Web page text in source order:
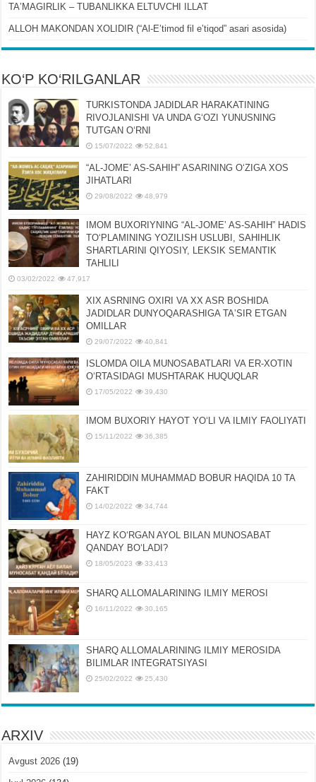
TAʼMAGIRLIK – TUBANLIKKA ELTUVCHI ILLAT
ALLOH MAKONDAN XOLIDIR (“Al-Eʼtimod fil eʼtiqod” asari asosida)
KO‘P KO‘RILGANLAR
TURKISTONDA JADIDLAR HARAKATINING
RIVOJLANISHI VA UNDA GʻOZI YUNUSNING
TUTGAN OʻRNI
15/07/2022 52,841
“AL-JOMEʼ AS-SAHIH” ASARINING OʻZIGA XOS
JIHATLARI
29/08/2022 48,979
IMOM BUXORIYNING “AL-JOMEʼ AS-SAHIH” HADIS
TOʻPLAMINING YOZILISH USLUBI, SAHIHLIK
SHARTLARINI QIYOSIY, LЕKSIK SЕMANTIK
TAHLILI
03/02/2022 47,917
XIX ASRNING OXIRI VA XX ASR BOSHIDA
JADIDLAR DUNYOQARASHIGA TAʼSIR ETGAN
OMILLAR
29/07/2022 40,841
ISLOMDA OILA MUNOSABATLARI VA ER-XOTIN
OʻRTASIDAGI MUSHTARAK HUQUQLAR
17/05/2022 39,430
IMOM BUXORIY HAYOT YOʻLI VA ILMIY FAOLIYATI
15/11/2022 36,385
ZAHIRIDDIN MUHAMMAD BOBUR HAQIDA 10 TA
FAKT
14/02/2022 34,744
HAYZ KOʻRGAN AYOL BILAN MUNOSABAT
QANDAY BOʻLADI?
18/05/2023 33,413
SHARQ ALLOMALARINING ILMIY MEROSI
16/11/2022 30,165
SHARQ ALLOMALARINING ILMIY MЕROSIDA
BILIMLAR INTЕGRATSIYASI
25/02/2022 25,430
ARXIV
Avgust 2026 (19)